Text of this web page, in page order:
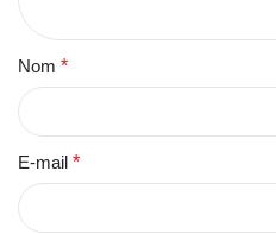
Nom *
E-mail *